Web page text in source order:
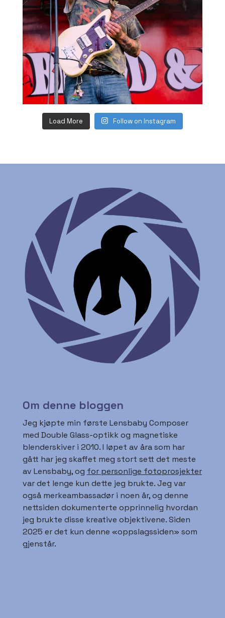
Load More Follow on Instagram
Om denne bloggen
Jeg kjøpte min første Lensbaby Composer
med Double Glass-optikk og magnetiske
blenderskiver i 2010. I løpet av åra som har
gått har jeg skaffet meg stort sett det meste
av Lensbaby, og for personlige fotoprosjekter
var det lenge kun dette jeg brukte. Jeg var
også merkeambassadør i noen år, og denne
nettsiden dokumenterte opprinnelig hvordan
jeg brukte disse kreative objektivene. Siden
2025 er det kun denne «oppslagssiden» som
gjenstår.